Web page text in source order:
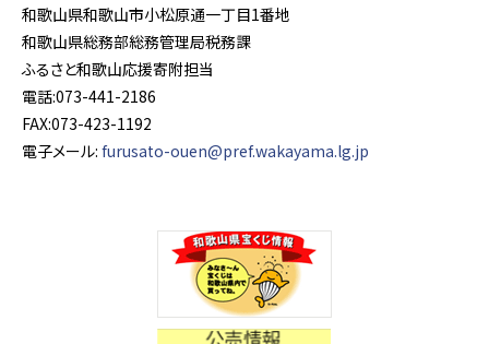
和歌山県和歌山市小松原通一丁目1番地
和歌山県総務部総務管理局税務課
ふるさと和歌山応援寄附担当
電話:073-441-2186
FAX:073-423-1192
電子メール: furusato-ouen@pref.wakayama.lg.jp